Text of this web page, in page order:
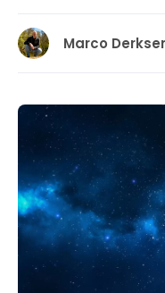
Marco